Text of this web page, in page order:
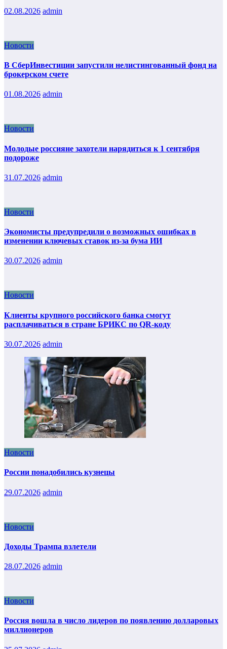
02.08.2026 admin
Новости
В СберИнвестиции запустили нелистингованный фонд на
брокерском счете
01.08.2026 admin
Новости
Молодые россияне захотели нарядиться к 1 сентября
подороже
31.07.2026 admin
Новости
Экономисты предупредили о возможных ошибках в
изменении ключевых ставок из-за бума ИИ
30.07.2026 admin
Новости
Клиенты крупного российского банка смогут
расплачиваться в стране БРИКС по QR-коду
30.07.2026 admin
Новости
России понадобились кузнецы
29.07.2026 admin
Новости
Доходы Трампа взлетели
28.07.2026 admin
Новости
Россия вошла в число лидеров по появлению долларовых
миллионеров